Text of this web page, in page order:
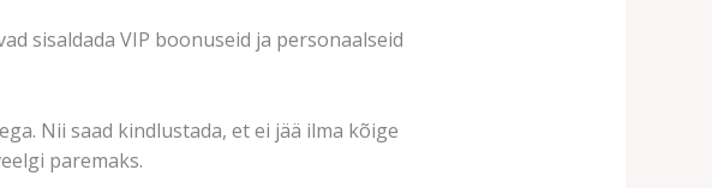
sisaldada VIP boonuseid ja personaalseid
Nii saad kindlustada, et ei jää ilma kõige
paremaks.